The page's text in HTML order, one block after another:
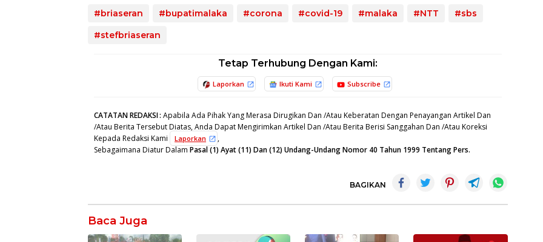
#briaseran #bupatimalaka #corona #covid-19 #malaka #NTT
#sbs
#stefbriaseran
Tetap Terhubung Dengan Kami:
Laporkan Ikuti Kami Subscribe
CATATAN REDAKSI: Apabila Ada Pihak Yang Merasa Dirugikan Dan /Atau Keberatan Dengan Penayangan Artikel Dan
/Atau Berita Tersebut Diatas, Anda Dapat Mengirimkan Artikel Dan /Atau Berita Berisi Sanggahan Dan /Atau Koreksi
Kepada Redaksi Kami
Laporkan
,
Sebagaimana Diatur Dalam Pasal (1) Ayat (11) Dan (12) Undang-Undang Nomor 40 Tahun 1999 Tentang Pers.
BAGIKAN
Baca Juga